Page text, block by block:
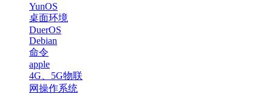
YunOS
桌面环境
DuerOS
Debian
命令
apple
4G、5G物联
网操作系统